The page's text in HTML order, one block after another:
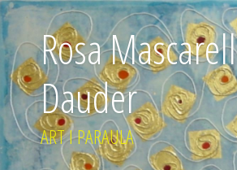
Rosa Mascarell
Dauder
ART I PARAULA